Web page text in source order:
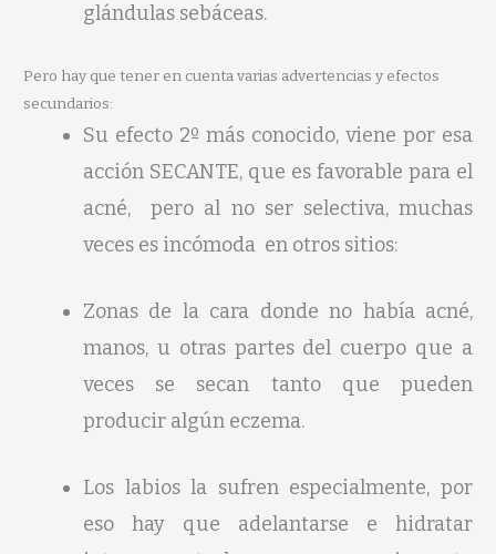
glándulas sebáceas.
Pero hay que tener en cuenta varias advertencias y efectos
secundarios:
Su efecto 2º más conocido, viene por esa
acción SECANTE, que es favorable para el
acné, pero al no ser selectiva, muchas
veces es incómoda en otros sitios:
Zonas de la cara donde no había acné,
manos, u otras partes del cuerpo que a
veces se secan tanto que pueden
producir algún eczema.
Los labios la sufren especialmente, por
eso hay que adelantarse e hidratar